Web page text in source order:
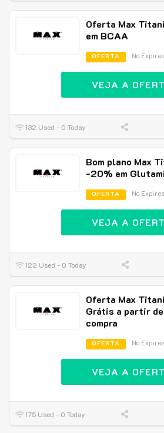
Oferta Max
em BCAA
OFERTA No Expires
VEJA A
132 Used - 0 Today
Bom plano Max
-20% em
OFERTA No Expires
VEJA A
122 Used - 0 Today
Oferta Max
Grátis a partir
compra
OFERTA No Expires
VEJA A
175 Used - 0 Today